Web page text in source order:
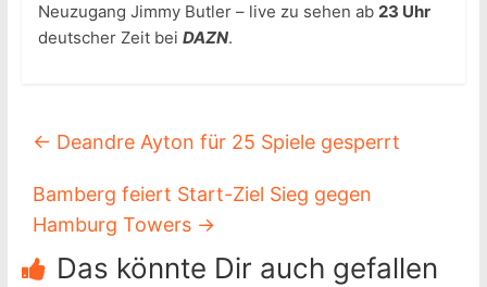
Neuzugang Jimmy Butler – live zu sehen ab 23 Uhr
deutscher Zeit bei DAZN.
← Deandre Ayton für 25 Spiele gesperrt
Bamberg feiert Start-Ziel Sieg gegen
Hamburg Towers →
Das könnte Dir auch gefallen